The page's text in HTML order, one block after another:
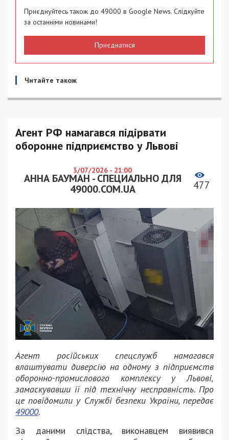
Приєднуйтесь також до 49000 в Google News. Слідкуйте
за останніми новинами!
Приєднатися
Читайте також
Агент РФ намагався підірвати
оборонне підприємство у Львові
3/07/2026 - 21:00
АННА БАУМАН - СПЕЦИАЛЬНО ДЛЯ
49000.COM.UA
477
Агент російських спецслужб намагався
влаштувати диверсію на одному з підприємств
оборонно-промислового комплексу у Львові,
замаскувавши її під технічну несправність. Про
це повідомили у Службі безпеки України, передає
49000.
За даними слідства, виконавцем виявився